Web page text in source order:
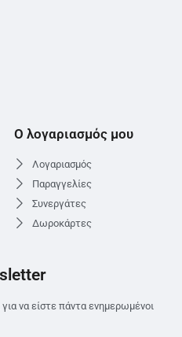
Ο λογαριασμός μου
Λογαριασμός
Παραγγελίες
Συνεργάτες
Δωροκάρτες
να είστε πάντα ενημερωμένοι